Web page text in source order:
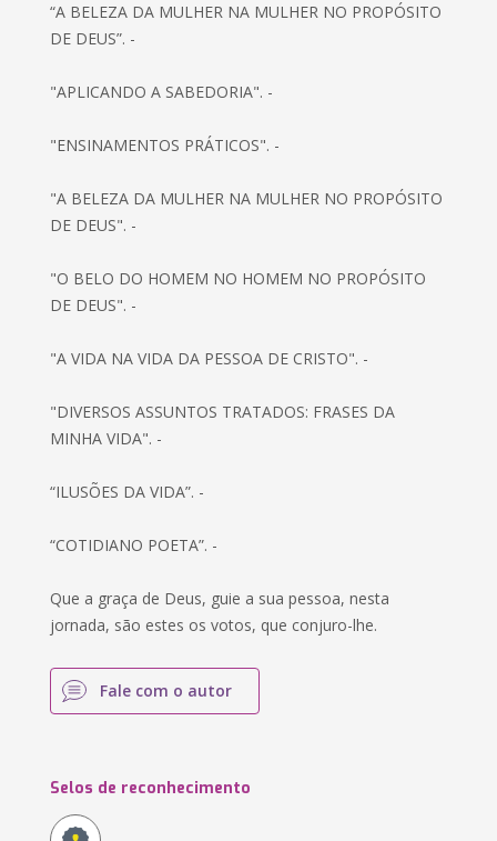
“A BELEZA DA MULHER NA MULHER NO PROPÓSITO
DE DEUS”. -
"APLICANDO A SABEDORIA". -
"ENSINAMENTOS PRÁTICOS". -
"A BELEZA DA MULHER NA MULHER NO PROPÓSITO
DE DEUS". -
"O BELO DO HOMEM NO HOMEM NO PROPÓSITO
DE DEUS". -
"A VIDA NA VIDA DA PESSOA DE CRISTO". -
"DIVERSOS ASSUNTOS TRATADOS: FRASES DA
MINHA VIDA". -
“ILUSÕES DA VIDA”. -
“COTIDIANO POETA”. -
Que a graça de Deus, guie a sua pessoa, nesta
jornada, são estes os votos, que conjuro-lhe.
Fale com o autor
Selos de reconhecimento